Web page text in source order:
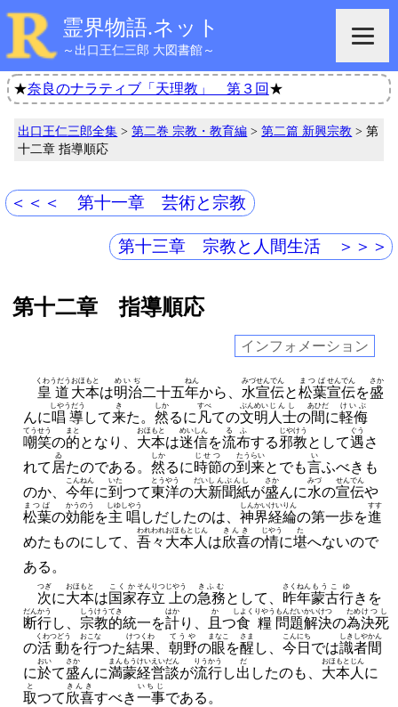
霊界物語.ネット
～出口王仁三郎 大図書館～
★奈良のナラティブ「天理教」 第３回 ★
出口王仁三郎全集 >第二巻 宗教・教育編 >第二篇 新興宗教 > 第
十二章 指導順応
＜＜＜ 第十一章 芸術と宗教
第十三章 宗教と人間生活 ＞＞＞
第十二章 指導順応
インフォメーション
皇道
くわうだう
大本
おほもと
は明治
めいぢ
二十五年
ねん
から、 水
みづ
宣伝
せんでん
と松葉
まつば
宣伝
せんでん
を盛
さか
んに唱導
しやうだう
して来
き
た。 然
しか
るに 凡
すべ
ての文明
ぶんめい
人士
じんし
の間
あひだ
に軽侮
けいぶ
嘲笑
てうせう
の的
まと
となり、 大本
おほもと
は迷信
めいしん
を流布
るふ
する邪教
じやけう
として遇
ぐう
さ
れて 居
ゐ
たのである。 然
しか
るに時節
じせつ
の到来
たうらい
とでも言
い
ふべきも
のか、 今年
こんねん
に到
いた
つて東洋
とうやう
の大
だい
新聞紙
しんぶんし
が盛
さか
んに水
みづ
の宣伝
せんでん
や
松葉
まつば
の効能
かうのう
を主唱
しゆしやう
しだしたのは、 神界
しんかい
経綸
けいりん
の第一歩を進
すす
めたものにして、 吾々
われわれ
大本人
おほもとじん
は欣喜
きんき
の情
じやう
に堪
た
へないので
ある。
次
つぎ
に大本
おほもと
は国家
こくか
存立
そんりつ
上
じやう
の急務
きふむ
として、 昨年
さくねん
蒙古
もうこ
行
ゆ
きを
断行
だんかう
し、 宗教
しうけう
的
てき
統一を計
はか
り、 且
か
つ食糧
しよくりやう
問題
もんだい
解決
かいけつ
の為
ため
決死
けつし
の活動
くわつどう
を行
おこな
つた結果
けつくわ
、 朝野
てうや
の眼
まなこ
を醒
さま
し、 今日
こんにち
では識者
しきしや
間
かん
に於
おい
て盛
さか
んに満蒙
まんもう
経営
けいえい
談
だん
が流行
りうかう
し出
だ
したのも、 大本人
おほもとじん
に
取
と
つて欣喜
きんき
すべき一事
いちじ
である。